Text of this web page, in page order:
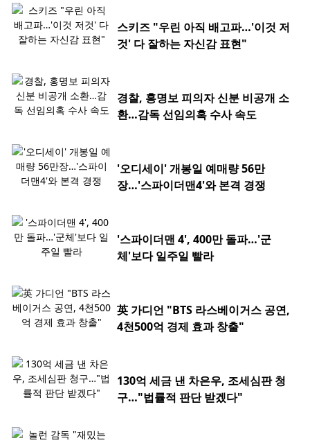
스키즈 "우린 아직 배고파…'이것 저
것' 다 잘하는 자신감 표현"
경찰, 홍명보 피의자 신분 비공개 소
환…감독 선임의혹 수사 속도
'오디세이' 개봉일 예매량 56만
장…'스파이더맨4'와 본격 경쟁
'스파이더맨 4', 400만 돌파…'군
체'보다 일주일 빨라
英 가디언 "BTS 라스베이거스 공연,
4천500억 경제 효과 창출"
130억 세금 낸 차은우, 조세심판 청
구…"법률적 판단 받겠다"